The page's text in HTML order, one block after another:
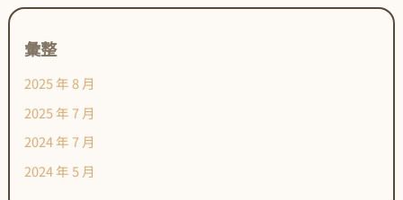
彙整
2025 年 8 月
2025 年 7 月
2024 年 7 月
2024 年 5 月